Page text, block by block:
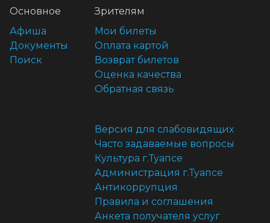
Основное
Афиша
Документы
Поиск
Зрителям
Мои билеты
Оплата картой
Возврат билетов
Оценка качества
Обратная связь
Версия для слабовидящих
Часто задаваемые вопросы
Культура г.Туапсе
Администрация г.Туапсе
Антикоррупция
Правила и соглашения
Анкета получателя услуг